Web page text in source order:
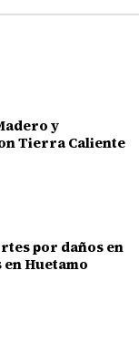
y
Tierra Caliente
por daños en
Huetamo